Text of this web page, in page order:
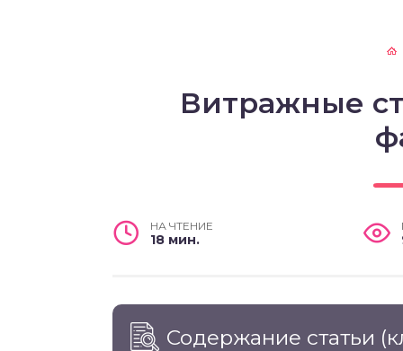
Витражные
НА ЧТЕНИЕ
18 мин.
Содержание статьи